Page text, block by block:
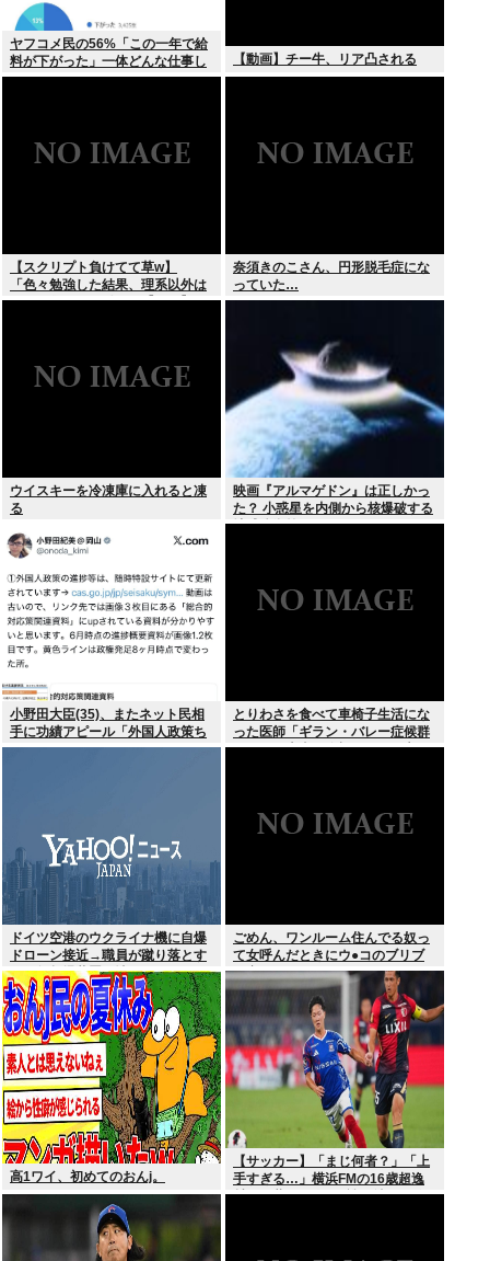
ヤフコメ民の56%「この一年で給
料が下がった」一体どんな仕事し
てんだよこいつら！？
【動画】チー牛、リア凸される
【スクリプト負けてて草w】
「色々勉強した結果、理系以外は
エラー品だと気付いた【ガチ】」
奈須きのこさん、円形脱毛症にな
っていた…
ウイスキーを冷凍庫に入れると凍
る
映画『アルマゲドン』は正しかっ
た？ 小惑星を内側から核爆破する
地球防衛策
小野田大臣(35)、またネット民相
手に功績アピール「外国人政策ち
ゃんとやってます」www
とりわさを食べて車椅子生活にな
った医師「ギラン・バレー症候群
になって本当に絶望。死んだ方が
ドイツ空港のウクライナ機に自爆
ドローン接近→職員が蹴り落とす
→偶然起爆装置が壊れセーフ
ごめん、ワンルーム住んでる奴っ
て女呼んだときにウ●コのブリブ
リ音どうしてんの？？
高1ワイ、初めてのおんj。
【サッカー】「まじ何者？」「上
手すぎる…」横浜FMの16歳超逸
材が開幕Jデビュー戦で魅せた”衝